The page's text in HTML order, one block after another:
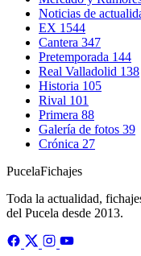
Noticias de
EX 1544
Cantera 347
Pretemporada 144
Real Valladolid 138
Historia 105
Rival 101
Primera 88
Galería de fotos 39
Crónica 27
PucelaFichajes
Toda la actualidad,
del Pucela desde 2013.